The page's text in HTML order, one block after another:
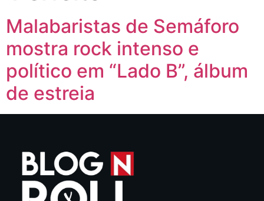
Malabaristas de Semáforo
mostra rock intenso e
político em “Lado B”, álbum
de estreia